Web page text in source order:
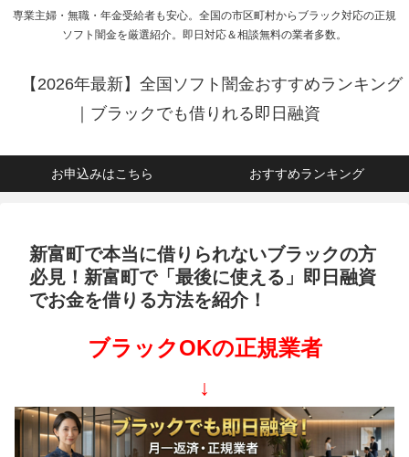
専業主婦・無職・年金受給者も安心。全国の市区町村からブラック対応の正規
ソフト闇金を厳選紹介。即日対応＆相談無料の業者多数。
【2026年最新】全国ソフト闇金おすすめランキング
｜ブラックでも借りれる即日融資
お申込みはこちら おすすめランキング
新富町で本当に借りられないブラックの方
必見！新富町で「最後に使える」即日融資
でお金を借りる方法を紹介！
ブラックOKの正規業者
↓